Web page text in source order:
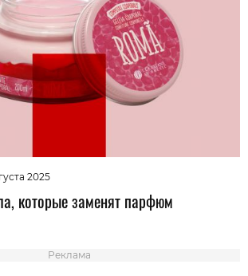
2025
которые заменят парфюм
Реклама